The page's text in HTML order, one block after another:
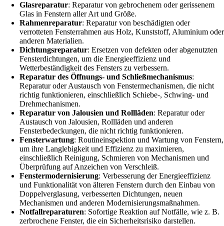
Glasreparatur: Reparatur von gebrochenem oder gerissenem
Glas in Fenstern aller Art und Größe.
Rahmenreparatur: Reparatur von beschädigten oder
verrotteten Fensterrahmen aus Holz, Kunststoff, Aluminium oder
anderen Materialien.
Dichtungsreparatur: Ersetzen von defekten oder abgenutzten
Fensterdichtungen, um die Energieeffizienz und
Wetterbeständigkeit des Fensters zu verbessern.
Reparatur des Öffnungs- und Schließmechanismus:
Reparatur oder Austausch von Fenstermechanismen, die nicht
richtig funktionieren, einschließlich Schiebe-, Schwing- und
Drehmechanismen.
Reparatur von Jalousien und Rollläden: Reparatur oder
Austausch von Jalousien, Rollläden und anderen
Fensterbedeckungen, die nicht richtig funktionieren.
Fensterwartung: Routineinspektion und Wartung von Fenstern,
um ihre Langlebigkeit und Effizienz zu maximieren,
einschließlich Reinigung, Schmieren von Mechanismen und
Überprüfung auf Anzeichen von Verschleiß.
Fenstermodernisierung: Verbesserung der Energieeffizienz
und Funktionalität von älteren Fenstern durch den Einbau von
Doppelverglasung, verbesserten Dichtungen, neuen
Mechanismen und anderen Modernisierungsmaßnahmen.
Notfallreparaturen: Sofortige Reaktion auf Notfälle, wie z. B.
zerbrochene Fenster, die ein Sicherheitsrisiko darstellen.